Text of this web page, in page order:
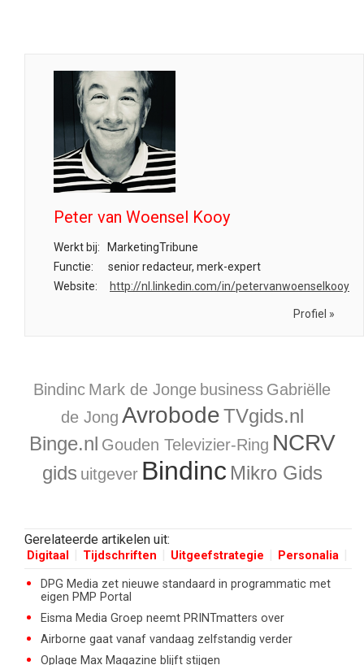
Peter van Woensel Kooy
Werkt bij:
MarketingTribune
Functie:
senior redacteur, merk-expert
Website:
http://nl.linkedin.com/in/petervanwoenselkooy
Profiel »
Bindinc Mark de Jonge business Gabriëlle
de Jong AvrobodeTVgids.nl
Binge.nl Gouden Televizier-Ring NCRV
gids uitgever Bindinc Mikro Gids
Gerelateerde artikelen uit:
Digitaal Tijdschriften Uitgeefstrategie Personalia
DPG Media zet nieuwe standaard in programmatic met
eigen PMP Portal
Eisma Media Groep neemt PRINTmatters over
Airborne gaat vanaf vandaag zelfstandig verder
Oplage Max Magazine blijft stijgen